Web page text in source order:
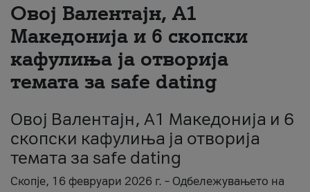
Овој Валентајн, A1
Македонија и 6 скопски
кафулиња ја отворија
темата за safe dating
Овој Валентајн, A1 Македонија и 6
скопски кафулиња ја отворија
темата за safe dating
Скопје, 16 февруари 2026 г. – Одбележувањето на